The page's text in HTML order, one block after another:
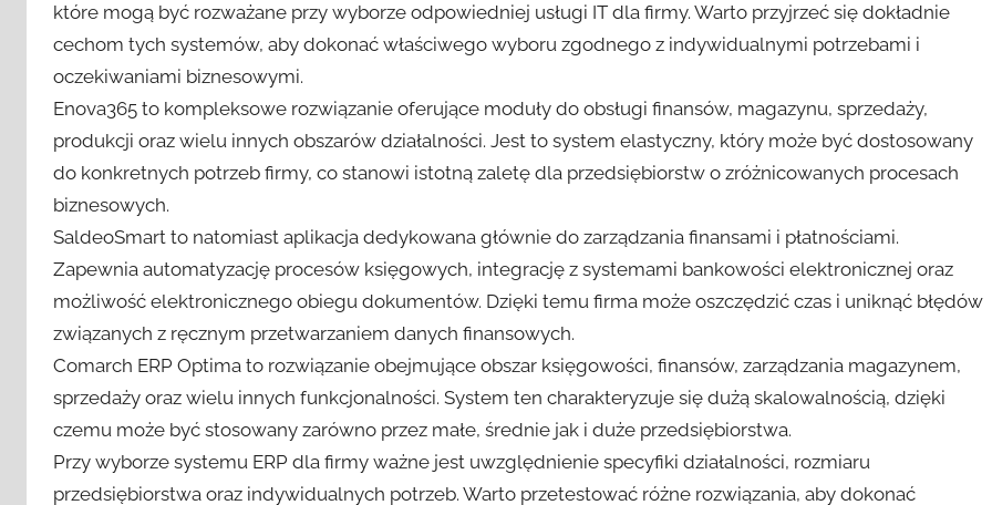
które mogą być rozważane przy wyborze odpowiedniej usługi IT dla firmy. Warto przyjrzeć się dokładnie
cechom tych systemów, aby dokonać właściwego wyboru zgodnego z indywidualnymi potrzebami i
oczekiwaniami biznesowymi.
Enova365 to kompleksowe rozwiązanie oferujące moduły do obsługi finansów, magazynu, sprzedaży,
produkcji oraz wielu innych obszarów działalności. Jest to system elastyczny, który może być dostosowany
do konkretnych potrzeb firmy, co stanowi istotną zaletę dla przedsiębiorstw o zróżnicowanych procesach
biznesowych.
SaldeoSmart to natomiast aplikacja dedykowana głównie do zarządzania finansami i płatnościami.
Zapewnia automatyzację procesów księgowych, integrację z systemami bankowości elektronicznej oraz
możliwość elektronicznego obiegu dokumentów. Dzięki temu firma może oszczędzić czas i uniknąć błędów
związanych z ręcznym przetwarzaniem danych finansowych.
Comarch ERP Optima to rozwiązanie obejmujące obszar księgowości, finansów, zarządzania magazynem,
sprzedaży oraz wielu innych funkcjonalności. System ten charakteryzuje się dużą skalowalnością, dzięki
czemu może być stosowany zarówno przez małe, średnie jak i duże przedsiębiorstwa.
Przy wyborze systemu ERP dla firmy ważne jest uwzględnienie specyfiki działalności, rozmiaru
przedsiębiorstwa oraz indywidualnych potrzeb. Warto przetestować różne rozwiązania, aby dokonać